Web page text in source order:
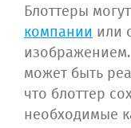
Блоттеры
компании или
может быть
что блоттер
необходимые